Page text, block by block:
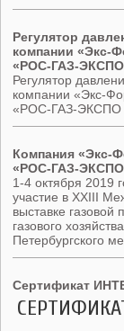
Регулятор
компании «Экс-
«РОС-ГАЗ-ЭКСПО
Регулятор
компании «Экс-
«РОС-ГАЗ-ЭКСПО
Компания «Экс-
«РОС-ГАЗ-ЭКСПО
1-4 октября 2019
участие в XXIII
выставке газовой
газового
Петербургского
Сертификат